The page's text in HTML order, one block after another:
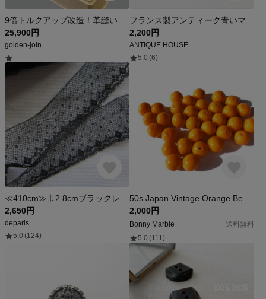
25,900円
golden-join
-
2,200円
ANTIQUE HOUSE
5.0 (6)
2,650円
deparis
5.0 (124)
2,000円
Bonny Marble
送料無料
5.0 (111)